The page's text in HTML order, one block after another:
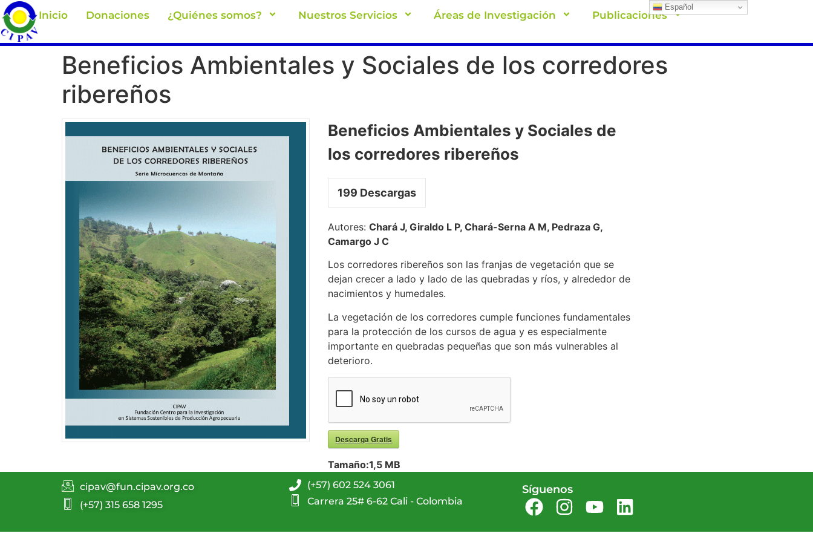
Inicio Donaciones ¿Quiénes somos? Nuestros Servicios Áreas de Investigación Publicaciones
Beneficios Ambientales y Sociales de los corredores
ribereños
Beneficios Ambientales y Sociales de
los corredores ribereños
199 Descargas
Autores:Chará J, Giraldo L P, Chará-Serna A M, Pedraza G,
Camargo J C
Los corredores ribereños son las franjas de vegetación que se
dejan crecer a lado y lado de las quebradas y ríos, y alrededor de
nacimientos y humedales.
La vegetación de los corredores cumple funciones fundamentales
para la protección de los cursos de agua y es especialmente
importante en quebradas pequeñas que son más vulnerables al
deterioro.
Descarga Gratis
Tamaño:1,5 MB
cipav@fun.cipav.org.co
(+57) 315 658 1295
(+57) 602 524 3061
Carrera 25# 6-62 Cali - Colombia
Síguenos
Español